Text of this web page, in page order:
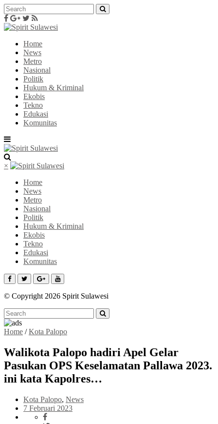
Home
News
Metro
Nasional
Politik
Hukum & Kriminal
Ekobis
Tekno
Edukasi
Komunitas
×
Home
News
Metro
Nasional
Politik
Hukum & Kriminal
Ekobis
Tekno
Edukasi
Komunitas
© Copyright 2026 Spirit Sulawesi
Home /Kota Palopo
Walikota Palopo hadiri Apel Gelar
Pasukan OPS Keselamatan Pallawa 2023.
ini kata Kapolres…
Kota Palopo, News
7 Februari 2023